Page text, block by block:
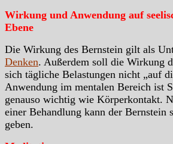
Wirkung und Anwendung auf
Ebene
Die Wirkung des Bernstein gilt als
Denken. Außerdem soll die Wirkung
sich tägliche Belastungen nicht „auf
Anwendung im mentalen Bereich ist
genauso wichtig wie Körperkontakt.
einer Behandlung kann der Bernstein
geben.